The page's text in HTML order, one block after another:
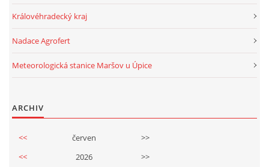
Královéhradecký kraj
Nadace Agrofert
Meteorologická stanice Maršov u Úpice
ARCHIV
<< červen
>>
<<
2026 >>